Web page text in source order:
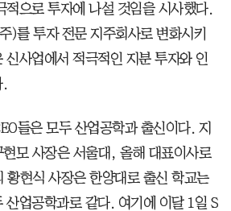
적으로 투자에 나설 것임을 시사했다.
)를 투자 전문 지주회사로 변화시키
신사업에서 적극적인 지분 투자와 인
.
들은 모두 산업공학과 출신이다. 지
모 사장은 서울대, 올해 대표이사로
황현식 사장은 한양대로 출신 학교는
산업공학과로 같다. 여기에 이달 1일 S